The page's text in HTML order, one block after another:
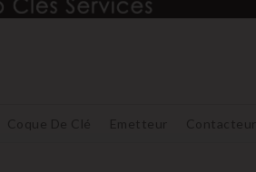
Coque De Clé Emetteur Contacteur